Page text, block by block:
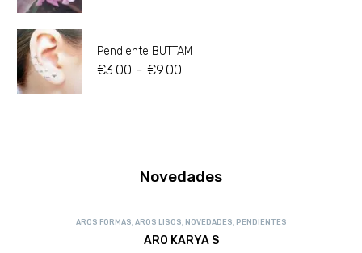
Pendiente BUTTAM
€3.00 - €9.00
Novedades
AROS FORMAS AROS LISOS NOVEDADES PENDIENTES
ARO KARYA S